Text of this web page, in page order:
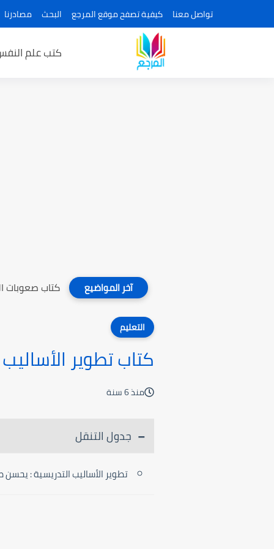
تواصل معنا كيفية تصفح موقع المرجع البحث مصادرنا
كتب علم
آخر المواضيع كتاب صعوبات
التعليم
كتاب تطوير
منذ 6 سنة
جدول التنقل
تطوير الأساليب التدريسية :